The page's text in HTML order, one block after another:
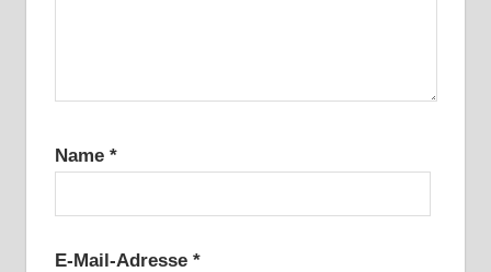
Name *
E-Mail-Adresse *